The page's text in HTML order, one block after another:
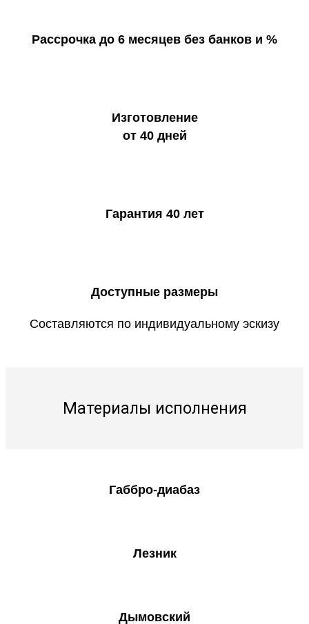
Рассрочка до 6 месяцев без банков и %
Изготовление
от 40 дней
Гарантия 40 лет
Доступные размеры
Составляются по индивидуальному эскизу
Материалы исполнения
Габбро-диабаз
Лезник
Дымовский